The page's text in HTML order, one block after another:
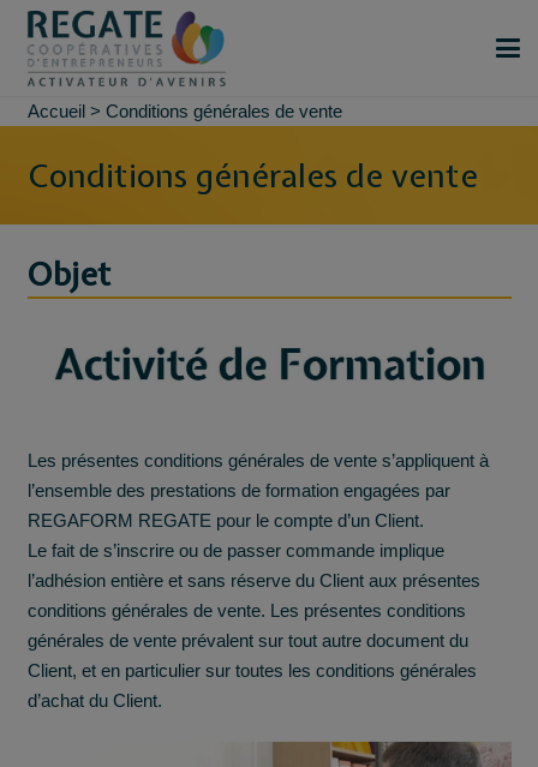
Accueil> Conditions générales de vente
Conditions générales de vente
Objet
Les présentes conditions générales de vente s’appliquent à
l’ensemble des prestations de formation engagées par
REGAFORM REGATE pour le compte d’un Client.
Le fait de s’inscrire ou de passer commande implique
l’adhésion entière et sans réserve du Client aux présentes
conditions générales de vente. Les présentes conditions
générales de vente prévalent sur tout autre document du
Client, et en particulier sur toutes les conditions générales
d’achat du Client.